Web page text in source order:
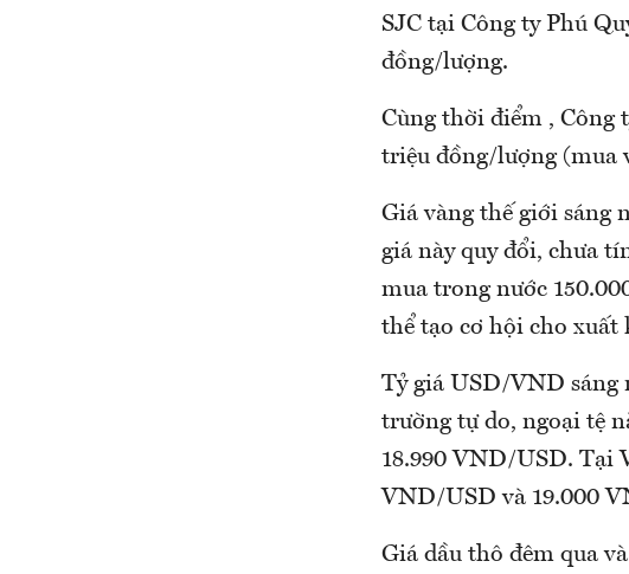
SJC tại Công ty Phú
đồng/lượng.
Cùng thời điểm , Công
triệu đồng/lượng (mua
Giá vàng thế giới sáng
giá này quy đổi, chưa
mua trong nước
thể tạo cơ hội cho xuất
Tỷ giá USD/VND sáng
trường tự do, ngoại tệ
18.990 VND/USD. Tại
VND/USD và 19.000
Giá dầu thô đêm qua